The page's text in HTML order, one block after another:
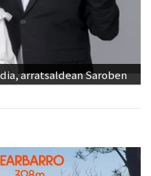
arratsaldean Saroben